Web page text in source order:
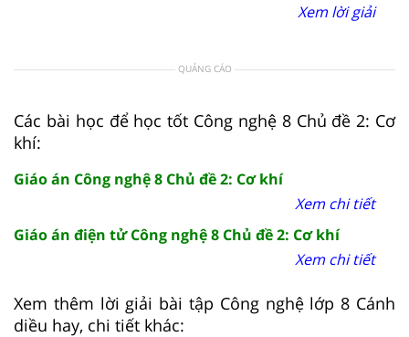
Xem lời giải
QUẢNG CÁO
Các bài học để học tốt Công nghệ 8 Chủ đề 2: Cơ
khí:
Giáo án Công nghệ 8 Chủ đề 2: Cơ khí
Xem chi tiết
Giáo án điện tử Công nghệ 8 Chủ đề 2: Cơ khí
Xem chi tiết
Xem thêm lời giải bài tập Công nghệ lớp 8 Cánh
diều hay, chi tiết khác: